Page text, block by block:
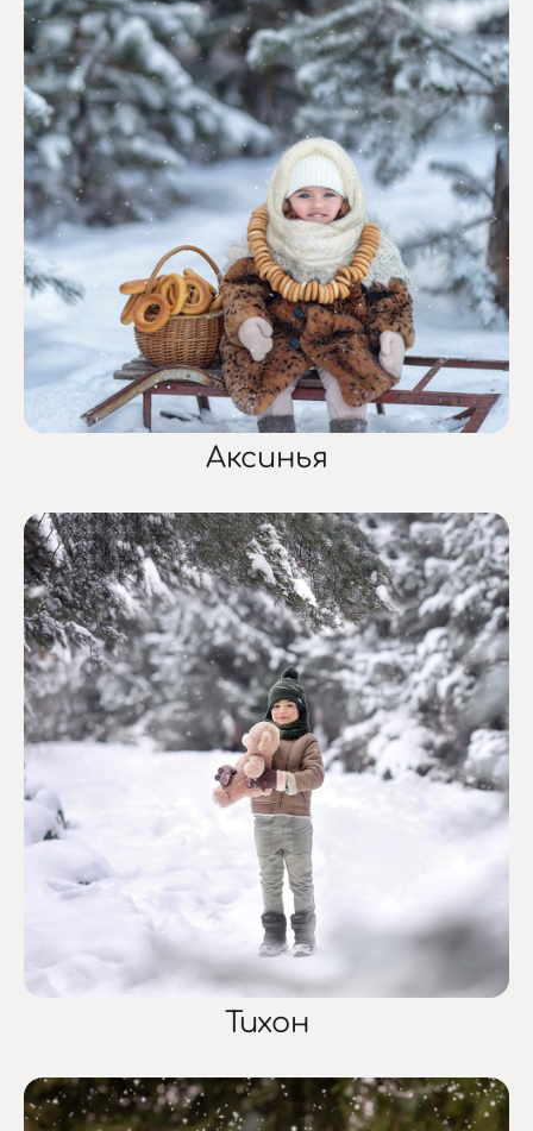
Аксинья
Тихон